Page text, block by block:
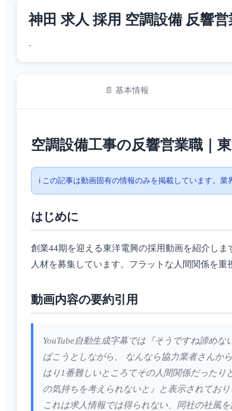
神田 求人 採用 空調設備 反響
-
📄 基本情報
空調設備工事の反響営業職｜
ℹ️ この記事は動画固有の情報のみを掲載しています。業
はじめに
創業44期を迎える東洋電興の採用動画を紹介し
人材を募集しています。フラットな人間関係を重
動画内容の要約引用
YouTube自動生成字幕では『そうですね諦め
ぱこうとしながら、 なんなら協力業者さんか
はり1番難しいところてその人間関係だった
の気持ちを考えられないと』と表示されてお
これは求人情報では得られない、同社の社風を